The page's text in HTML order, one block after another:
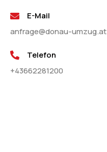
E-Mail
anfrage@donau-umzug.at
Telefon
+43662281200